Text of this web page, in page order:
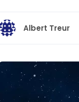
Albert Treur